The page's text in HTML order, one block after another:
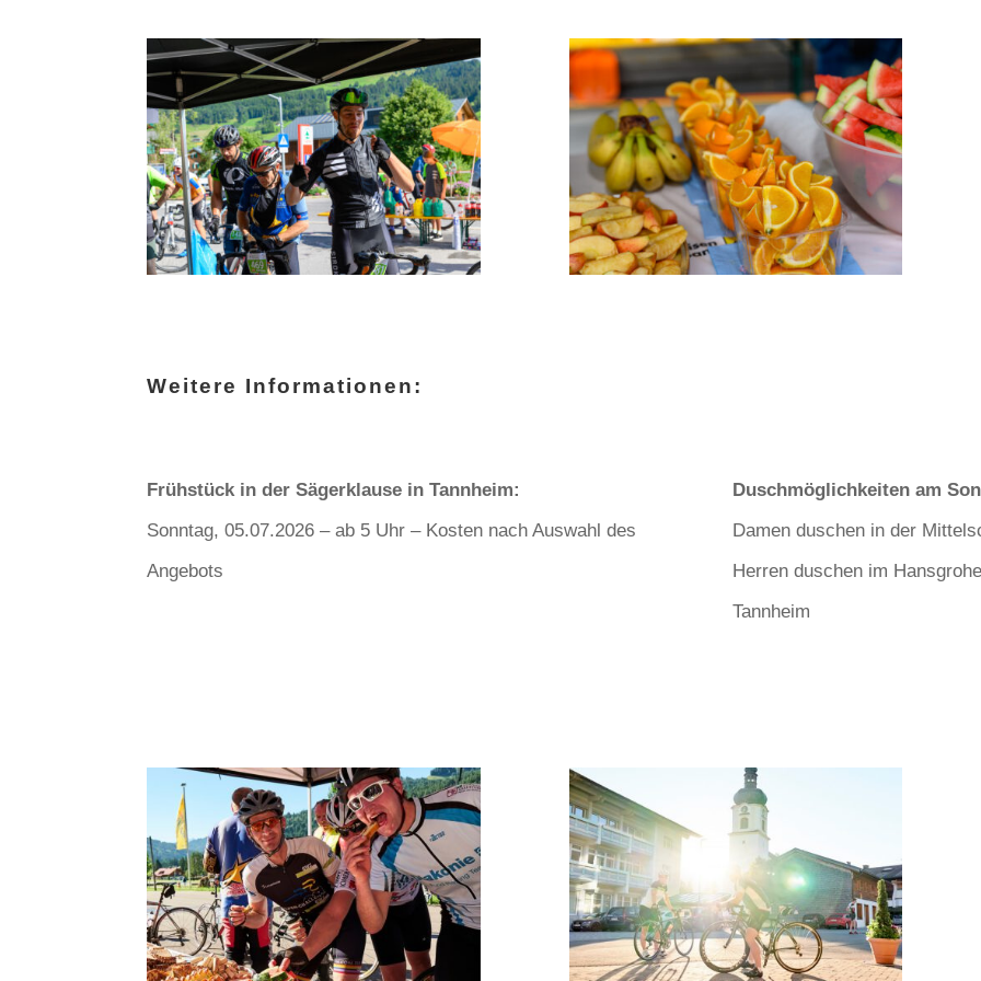
Weitere Informationen:
Frühstück in der Sägerklause in Tannheim:
Sonntag, 05.07.2026 – ab 5 Uhr – Kosten nach Auswahl des
Angebots
Duschmöglichkeiten am
Damen duschen in der
Herren duschen im
Tannheim